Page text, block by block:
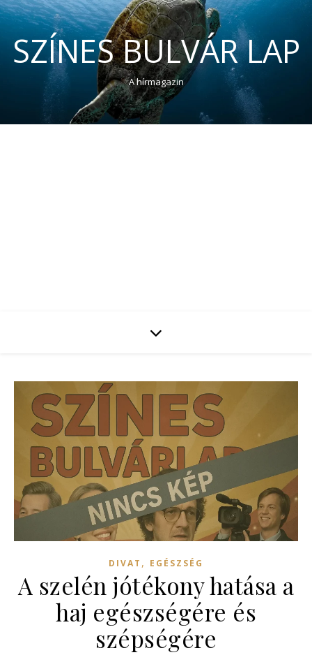
SZÍNES BULVÁR LAP
A hírmagazin
DIVAT , EGÉSZSÉG
A szelén jótékony hatása a
haj egészségére és
szépségére